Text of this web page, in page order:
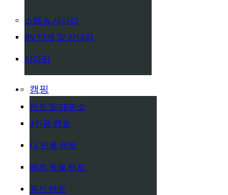
스텝 & 사다리
RV 단계 및 사다리
사다리
캠핑
텐트 및 대피소
4인용 텐트
다 인용 텐트
애완 동물 텐트
풍선 텐트